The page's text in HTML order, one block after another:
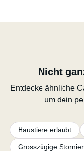
Nicht
Entdecke ähnliche
um dein
Haustiere erlaubt
Grosszügige